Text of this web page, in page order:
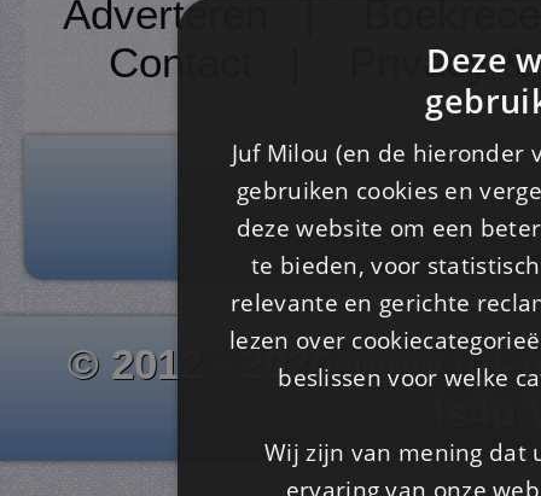
Adverteren|
Contact
Privacy
© 2012 - 2026
Deze
Juf Milou (en de
gebruiken cookies en
deze website om een
te bieden, voor
relevante en gerichte
lezen over
beslissen voor welke
Wij zijn van mening dat
ervaring van onze